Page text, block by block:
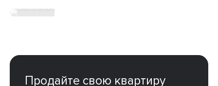
Продайте свою квартиру